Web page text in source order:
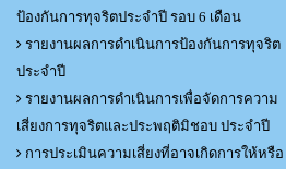
ป้องกันการทุจริตประจำปี รอบ 6 เดือน
รายงานผลการดำเนินการป้องกันการทุจริต
ประจำปี
รายงานผลการดำเนินการเพื่อจัดการความ
เสี่ยงการทุจริตและประพฤติมิชอบ ประจำปี
การประเมินความเสี่ยงที่อาจเกิดการให้หรือ